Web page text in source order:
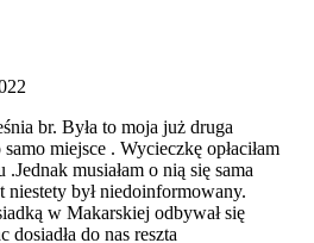
br. Była to moja już druga
miejsce . Wycieczkę opłaciłam
musiałam o nią się sama
niestety był niedoinformowany.
w Makarskiej odbywał się
do nas reszta